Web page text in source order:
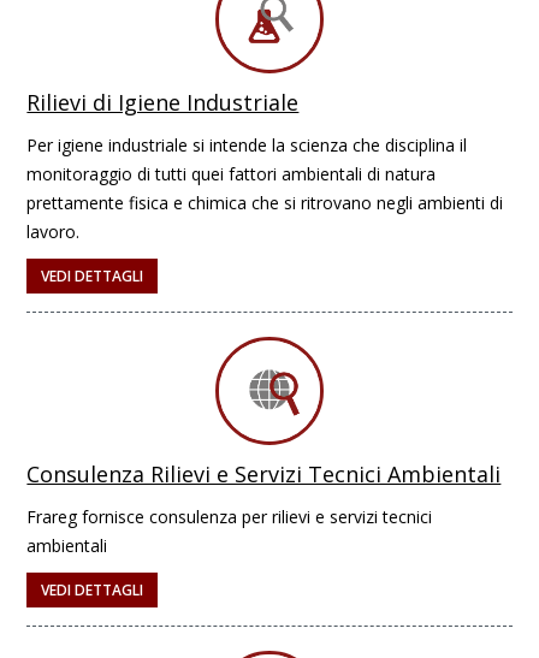
Rilievi di Igiene Industriale
Per igiene industriale si intende la scienza che disciplina il
monitoraggio di tutti quei fattori ambientali di natura
prettamente fisica e chimica che si ritrovano negli ambienti di
lavoro.
VEDI DETTAGLI
Consulenza Rilievi e Servizi Tecnici Ambientali
Frareg fornisce consulenza per rilievi e servizi tecnici
ambientali
VEDI DETTAGLI